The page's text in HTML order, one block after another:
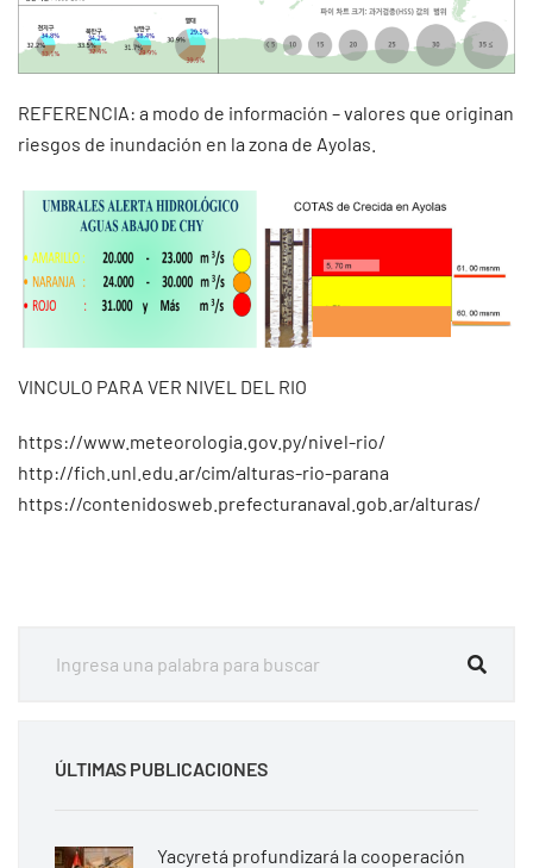
REFERENCIA: a modo de información – valores que originan
riesgos de inundación en la zona de Ayolas.
VINCULO PARA VER NIVEL DEL RIO
https://www.meteorologia.gov.py/nivel-rio/
http://fich.unl.edu.ar/cim/alturas-rio-parana
https://contenidosweb.prefecturanaval.gob.ar/alturas/
ÚLTIMAS PUBLICACIONES
Yacyretá profundizará la cooperación